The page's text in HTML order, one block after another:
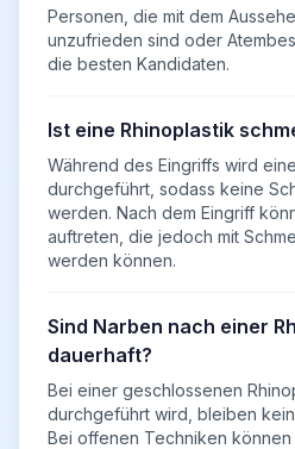
Personen, die mit dem
unzufrieden sind oder
die besten Kandidaten.
Ist eine Rhinoplastik
Während des Eingriffs wird
durchgeführt, sodass keine
werden. Nach dem Eingriff
auftreten, die jedoch mit
werden können.
Sind Narben nach einer
dauerhaft?
Bei einer geschlossenen
durchgeführt wird, bleiben
Bei offenen Techniken können